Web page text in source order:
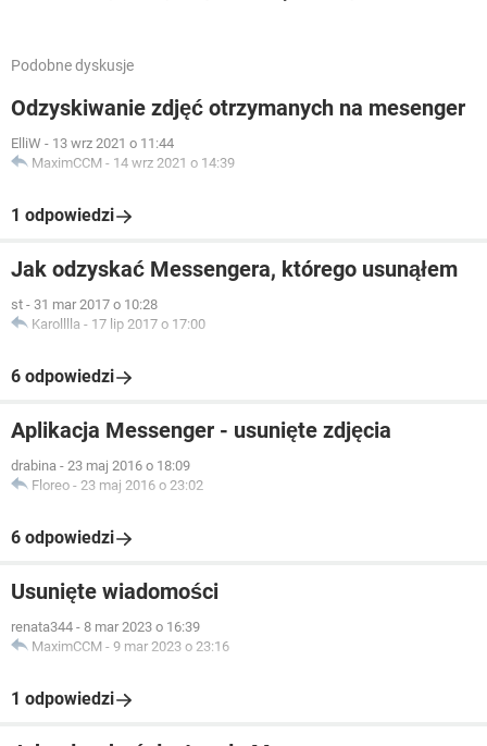
Podobne dyskusje
Odzyskiwanie zdjęć otrzymanych na mesenger
ElliW - 13 wrz 2021 o 11:44
MaximCCM - 14 wrz 2021 o 14:39
1 odpowiedzi
Jak odzyskać Messengera, którego usunąłem
st - 31 mar 2017 o 10:28
Karolllla - 17 lip 2017 o 17:00
6 odpowiedzi
Aplikacja Messenger - usunięte zdjęcia
drabina - 23 maj 2016 o 18:09
Floreo - 23 maj 2016 o 23:02
6 odpowiedzi
Usunięte wiadomości
renata344 - 8 mar 2023 o 16:39
MaximCCM - 9 mar 2023 o 23:16
1 odpowiedzi